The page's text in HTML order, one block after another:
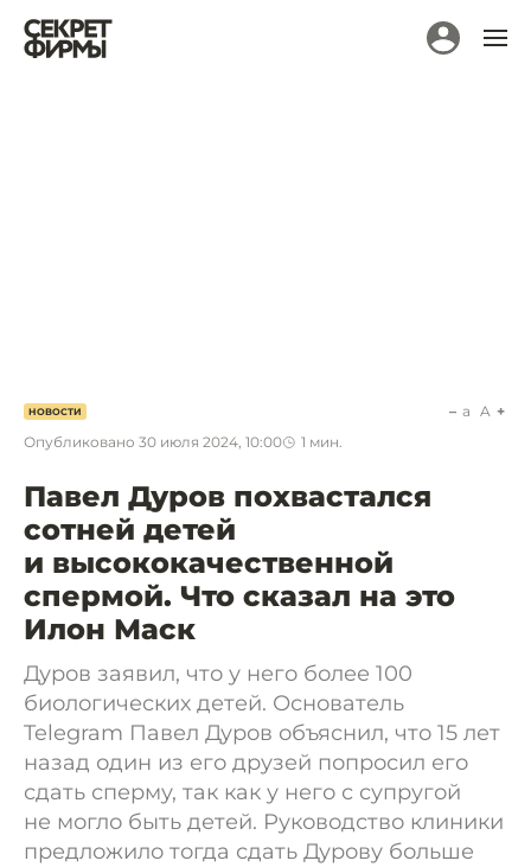
НОВОСТИ
Опубликовано 30 июля 2024, 10:00 1 мин.
a A
Павел Дуров похвастался
сотней детей
и высококачественной
спермой. Что сказал на это
Илон Маск
Дуров заявил, что у него более 100
биологических детей. Основатель
Telegram Павел Дуров объяснил, что 15 лет
назад один из его друзей попросил его
сдать сперму, так как у него с супругой
не могло быть детей. Руководство клиники
предложило тогда сдать Дурову больше